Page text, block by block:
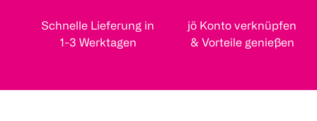
Schnelle Lieferung in
1-3 Werktagen
jö Konto verknüpfen
& Vorteile genießen